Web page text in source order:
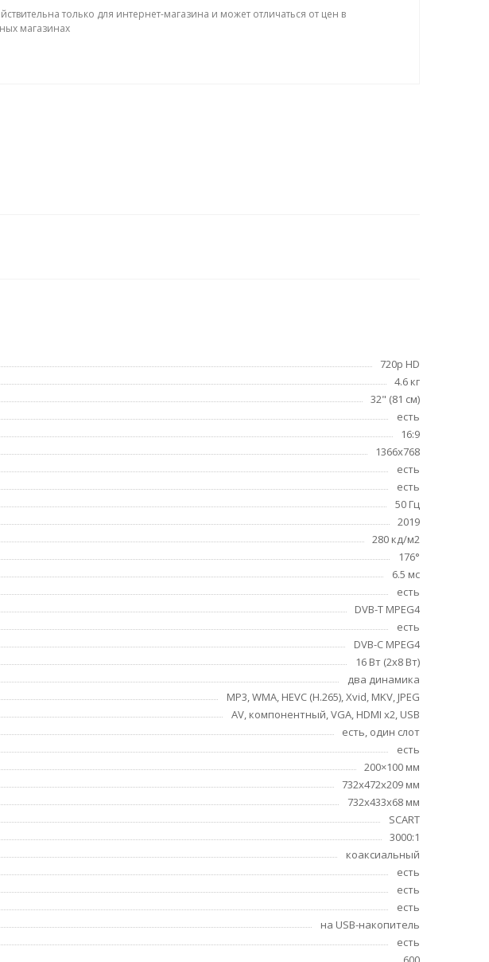
только для интернет-магазина и может отличаться от цен в
магазинах
720p HD
4.6 кг
32" (81 см)
есть
16:9
1366x768
есть
есть
50 Гц
2019
280 кд/м2
176°
6.5 мс
есть
DVB-T MPEG4
есть
DVB-C MPEG4
16 Вт (2x8 Вт)
два динамика
MP3, WMA, HEVC (H.265), Xvid, MKV, JPEG
AV, компонентный, VGA, HDMI x2, USB
есть, один слот
есть
200×100 мм
732x472x209 мм
732x433x68 мм
SCART
3000:1
коаксиальный
есть
есть
есть
на USB-накопитель
есть